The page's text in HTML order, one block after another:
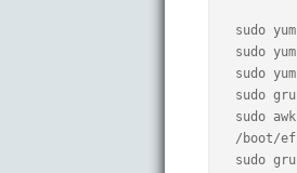
sudo
sudo
sudo
sudo
sudo
/boot/
sudo